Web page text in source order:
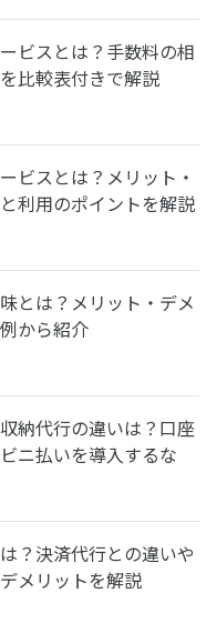
ビスとは？手数料の相
比較表付きで解説
ビスとは？メリット・
利用のポイントを解説
とは？メリット・デメ
から紹介
納代行の違いは？口座
ニ払いを導入するな
？決済代行との違いや
メリットを解説